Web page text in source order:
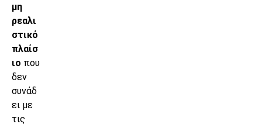
μη
ρεαλι
στικό
πλαίσ
ιο που
δεν
συνάδ
ει με
τις